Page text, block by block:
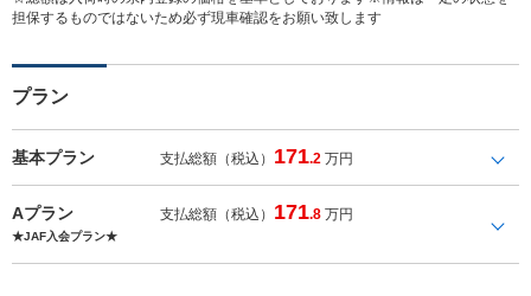
担保するものではないため必ず現車確認をお願い致します
プラン
基本プラン 支払総額（税込） 171.2 万円
Aプラン 支払総額（税込） 171.8 万円
★JAF入会プラン★